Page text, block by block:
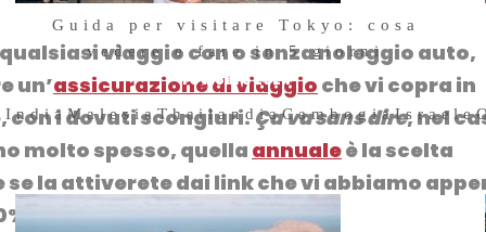
Guida per visitare Tokyo: cosa
vedere e fare in 5 giorni
1 Ottobre 2024
IndiaMalesiaThailandiaCambogiaIsraele
viaggio con o senza noleggio auto,
un’assicurazione di viaggio che vi copra in
con i dovuti scongiuri.Ça va sans dire, nel
molto spesso, quella annualeè la scelta
se la attiverete dai link che vi abbiamo